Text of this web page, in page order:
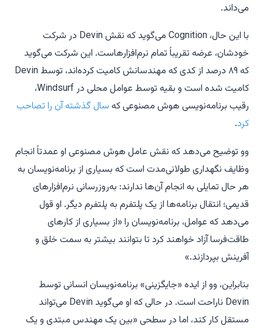
می‌داند.
با این حال، Cognition می‌گوید که نقش Devin در شرکت
خودشان، عرضه تقریباً تمام نرم‌افزارهاست. این شرکت می‌گوید
که ۸۹ درصد از کدی که مهندسانش کامیت کرده‌اند، توسط Devin
کامیت شده است و بقیه توسط عوامل محلی در Windsurf،
رقیب برنامه‌نویسی هوش مصنوعی که سال گذشته آن را تصاحب
کرد.
وو توضیح می‌دهد که نقش عامل هوش مصنوعی او عمدتاً انجام
وظایف نگهداری طولانی‌مدت است که بسیاری از برنامه‌نویسان به
هر حال تمایلی به انجام آن‌ها ندارند: به‌روزرسانی نرم‌افزارهای
قدیمی؛ انتقال برنامه‌ها از یک پلتفرم به پلتفرم دیگر. او قول
می‌دهد که عوامل، برنامه‌نویسان را «از بسیاری از کارهای
طاقت‌فرسا آزاد خواهند کرد تا بتوانند بیشتر به سمت خلق و
آفرینش بپردازند.»
بنابراین، وو از ایده «جایگزینی» برنامه‌نویسان انسانی توسط
Devin ناراحت است. در حالی که او می‌گوید Devin می‌تواند
مستقل کار کند، اما در سطحی «بین یک مهندس مبتدی و یک